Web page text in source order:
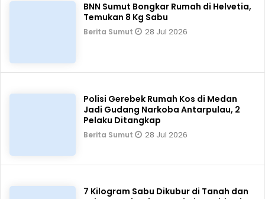
BNN Sumut Bongkar Rumah di Helvetia,
Temukan 8 Kg Sabu
Berita Sumut 28 Jul 2026
Polisi Gerebek Rumah Kos di Medan
Jadi Gudang Narkoba Antarpulau, 2
Pelaku Ditangkap
Berita Sumut 28 Jul 2026
7 Kilogram Sabu Dikubur di Tanah dan